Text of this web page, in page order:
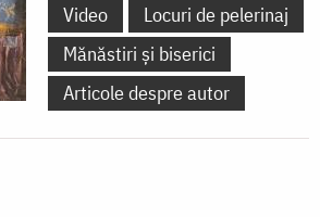
Video
Locuri de pelerinaj
Mănăstiri și biserici
Articole despre autor